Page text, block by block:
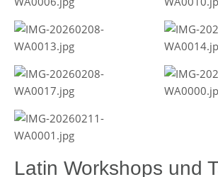
Latin Workshops und